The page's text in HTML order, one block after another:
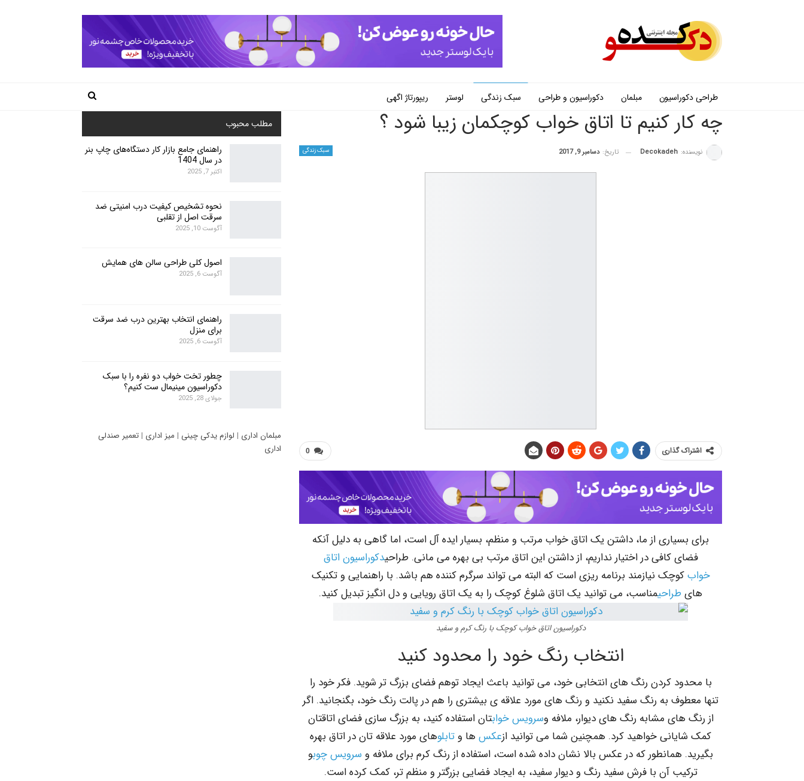
طراحی دکوراسیون مبلمان دکوراسیون و طراحی سبک زندگی لوستر ریپورتاژ اگهی
چه کار کنیم تا اتاق خواب کوچکمان زیبا شود ؟
سبک زندگی نویسنده: Decokadeh تاریخ: دسامبر 9, 2017
0 اشتراک گذاری
برای بسیاری از ما، داشتن یک اتاق خواب مرتب و منظم، بسیار ایده آل است، اما گاهی به دلیل آنکه
فضای کافی در اختیار نداریم، از داشتن این اتاق مرتب بی بهره می مانی. طراحیدکوراسیون اتاق
خوابکوچک نیازمند برنامه ریزی است که البته می تواند سرگرم کننده هم باشد. با راهنمایی و تکنیک
هایطراحیمناسب، می توانید یک اتاق شلوغ کوچک را به یک اتاق رویایی و دل انگیز تبدیل کنید.
دکوراسیون اتاق خواب کوچک با رنگ کرم و سفید
انتخاب رنگ خود را محدود کنید
با محدود کردن رنگ های انتخابی خود، می توانید باعث ایجاد توهم فضای بزرگ تر شوید. فکر خود را
تنها معطوف به رنگ سفید نکنید و رنگ های مورد علاقه ی بیشتری را هم در پالت رنگ خود، بگنجانید. اگر
از رنگ های مشابه رنگ های دیوار، ملافه وسرویس خوابتان استفاده کنید، به بزرگ سازی فضای اتاقتان
کمک شایانی خواهید کرد. همچنین شما می توانید ازعکس ها و تابلوهای مورد علاقه تان در اتاق بهره
بگیرید. همانطور که در عکس بالا نشان داده شده است، استفاده از رنگ کرم برای ملافه و سرویس چوبو
ترکیب آن با فرش سفید رنگ و دیوار سفید، به ایجاد فضایی بزرگتر و منظم تر، کمک کرده است.
مطلب محبوب
راهنمای جامع بازار کار دستگاه‌های چاپ بنر
در سال 1404
اکتبر 7, 2025
نحوه تشخیص کیفیت درب امنیتی ضد
سرقت اصل از تقلبی
آگوست 10, 2025
اصول کلی طراحی سالن های همایش
آگوست 6, 2025
راهنمای انتخاب بهترین درب ضد سرقت
برای منزل
آگوست 6, 2025
چطور تخت خواب دو نفره را با سبک
دکوراسیون مینیمال ست کنیم؟
جولای 28, 2025
مبلمان اداری | لوازم یدکی چینی | میز اداری | تعمیر صندلی
اداری